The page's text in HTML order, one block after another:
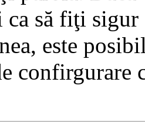
să fiţi
este
confirgurare